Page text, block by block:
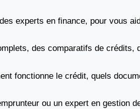
experts en finance, pour vous
des comparatifs de
fonctionne le crédit, quels
ou un expert en gestion